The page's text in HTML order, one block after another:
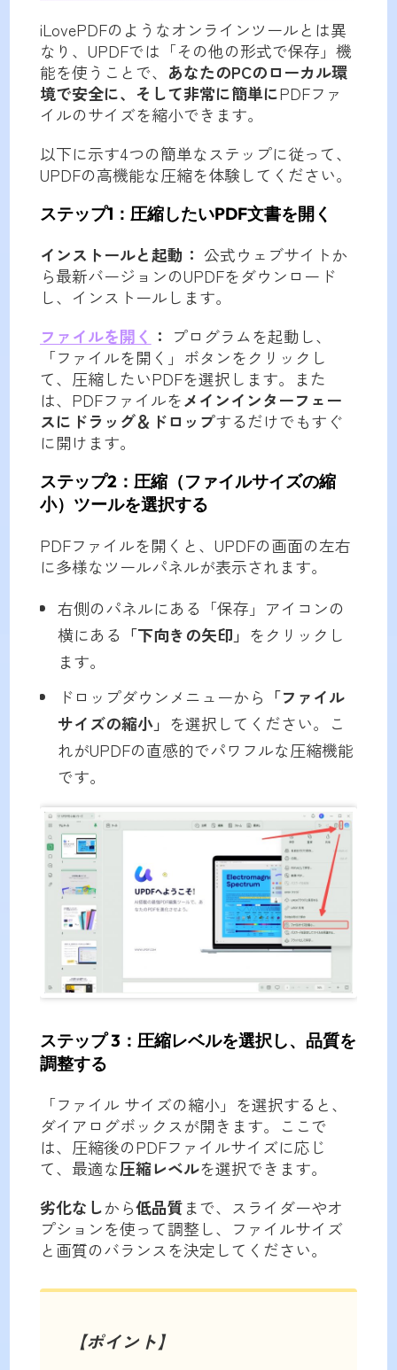
iLovePDFのようなオンラインツールとは異
なり、UPDFでは「その他の形式で保存」機
能を使うことで、 あなたのPCのローカル環
境で安全に、そして非常に簡単にPDFファ
イルのサイズを縮小できます。
以下に示す4つの簡単なステップに従って、
UPDFの高機能な圧縮を体験してください。
ステップ1：圧縮したいPDF文書を開く
インストールと起動： 公式ウェブサイトか
ら最新バージョンのUPDFをダウンロード
し、インストールします。
ファイルを開く ： プログラムを起動し、
「ファイルを開く」ボタンをクリックし
て、圧縮したいPDFを選択します。また
は、PDFファイルをメインインターフェー
スにドラッグ＆ドロップするだけでもすぐ
に開けます。
ステップ2：圧縮（ファイルサイズの縮
小）ツールを選択する
PDFファイルを開くと、UPDFの画面の左右
に多様なツールパネルが表示されます。
右側のパネルにある「保存」アイコンの
横にある 「下向きの矢印」 をクリックし
ます。
ドロップダウンメニューから 「ファイル
サイズの縮小」 を選択してください。こ
れがUPDFの直感的でパワフルな圧縮機能
です。
ステップ 3：圧縮レベルを選択し、品質を
調整する
「ファイル サイズの縮小」を選択すると、
ダイアログボックスが開きます。ここで
は、圧縮後のPDFファイルサイズに応じ
て、最適な圧縮レベルを選択できます。
劣化なしから低品質まで、スライダーやオ
プションを使って調整し、ファイルサイズ
と画質のバランスを決定してください。
【ポイント】